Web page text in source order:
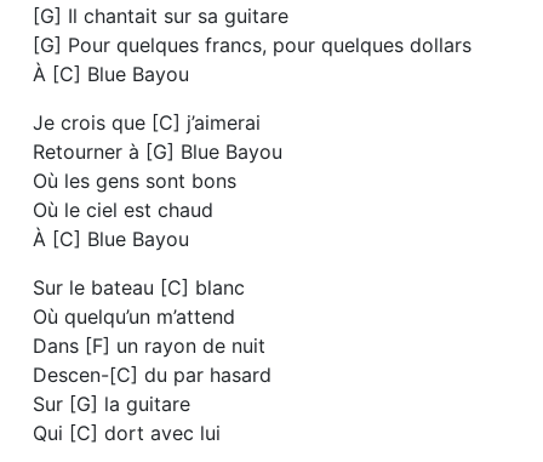
[G] Il chantait sur sa guitare
[G] Pour quelques francs, pour quelques dollars
À [C] Blue Bayou
Je crois que [C] j’aimerai
Retourner à [G] Blue Bayou
Où les gens sont bons
Où le ciel est chaud
À [C] Blue Bayou
Sur le bateau [C] blanc
Où quelqu’un m’attend
Dans [F] un rayon de nuit
Descen-[C] du par hasard
Sur [G] la guitare
Qui [C] dort avec lui